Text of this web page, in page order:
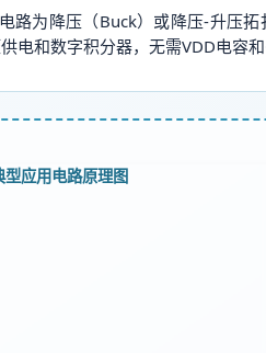
路为降压（Buck）或降压-升压
供电和数字积分器，无需VDD电